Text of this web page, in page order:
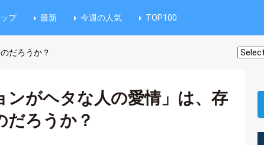
プ 最新 今週の人気 TOP100
だろうか？
ンがヘタな人の愛情」は、存
だろうか？